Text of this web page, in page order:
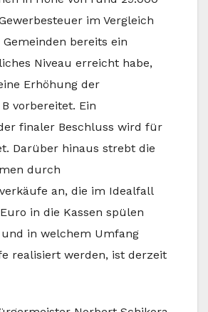
im Vergleich
bereits ein
Niveau erreicht habe,
Erhöhung der
vorbereitet. Ein
finaler Beschluss wird für
Darüber hinaus strebt die
durch
an, die im Idealfall
in die Kassen spülen
und in welchem Umfang
realisiert werden, ist derzeit